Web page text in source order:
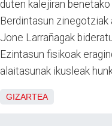
duten kalejiran
Berdintasun
Jone Larrañagak
Ezintasun fisikoak
alaitasunak ikusleak
GIZARTEA